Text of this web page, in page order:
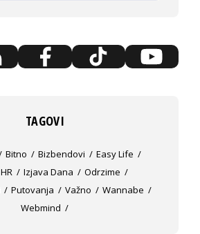
TAGOVI
Bitno Bizbendovi
Easy Life
HR Izjava Dana
Odrzime
Putovanja Važno
Wannabe
Webmind